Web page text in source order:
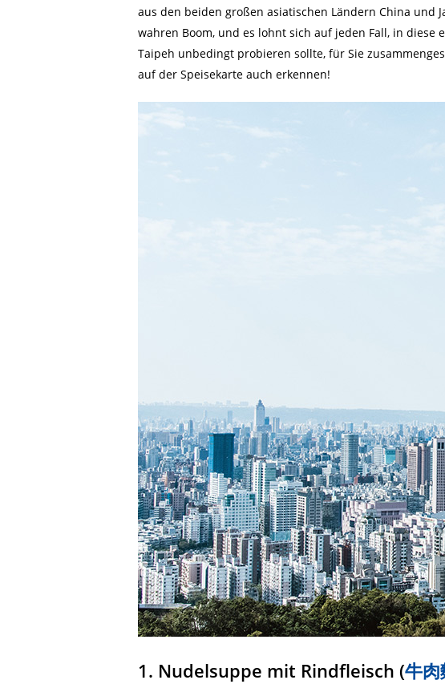
aus den beiden großen asiatischen Ländern China und
wahren Boom, und es lohnt sich auf jeden Fall, in
Taipeh unbedingt probieren sollte, für Sie
auf der Speisekarte auch erkennen!
1. Nudelsuppe mit Rindfleisch (牛肉